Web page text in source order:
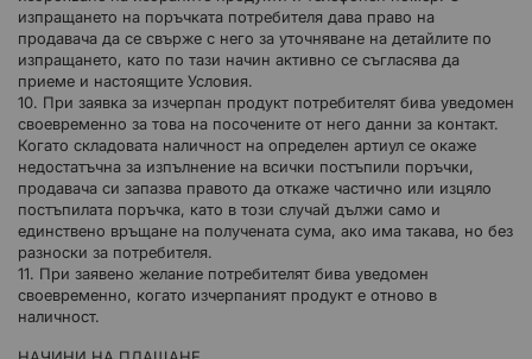
изпращането на поръчката потребителя дава право на
продавача да се свърже с него за уточняване на детайлите по
изпращането, като по тази начин активно се съгласява да
приеме и настоящите Условия.
10. При заявка за изчерпан продукт потребителят бива уведомен
своевременно за това на посочените от него данни за контакт.
Когато складовата наличност на определен артиул се окаже
недостатъчна за изпълнение на всички постъпили поръчки,
продавача си запазва правото да откаже частично или изцяло
постъпилата поръчка, като в този случай дължи само и
единствено връщане на получената сума, ако има такава, но без
разноски за потребителя.
11. При заявено желание потребителят бива уведомен
своевременно, когато изчерпаният продукт е отново в
наличност.